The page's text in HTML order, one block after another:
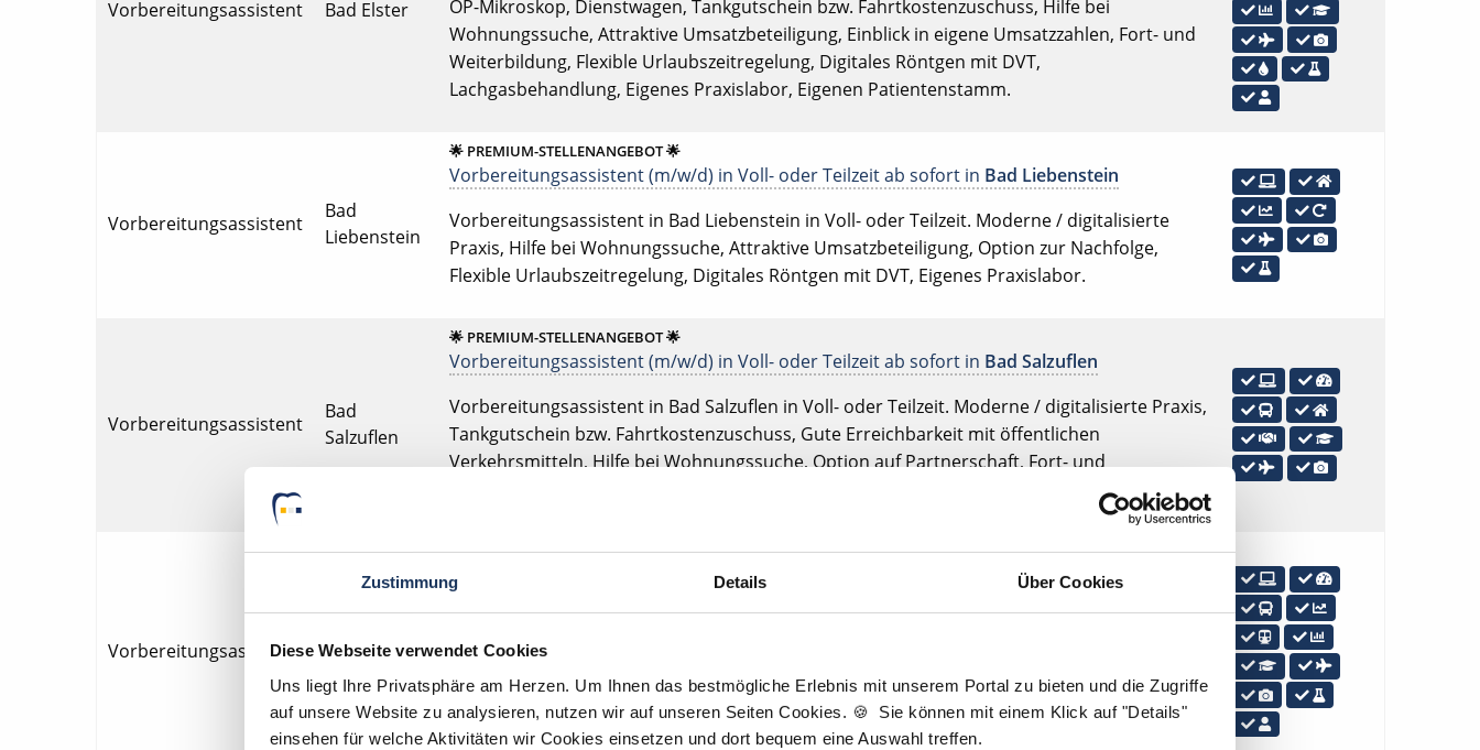
Zustimmung Details Über Cookies
Diese Webseite verwendet Cookies
Uns liegt Ihre Privatsphäre am Herzen. Um Ihnen das bestmögliche Erlebnis mit unserem Portal zu bieten und die Zugriffe
auf unsere Website zu analysieren, nutzen wir auf unseren Seiten Cookies. 🍪 Sie können mit einem Klick auf "Details"
einsehen für welche Aktivitäten wir Cookies einsetzen und dort bequem eine Auswahl treffen.
Vorbereitungsassistent Bad Elster
OP-Mikroskop, Dienstwagen, Tankgutschein bzw. Fahrtkostenzuschuss, Hilfe bei
Wohnungssuche, Attraktive Umsatzbeteiligung, Einblick in eigene Umsatzzahlen, Fort- und
Weiterbildung, Flexible Urlaubszeitregelung, Digitales Röntgen mit DVT,
Lachgasbehandlung, Eigenes Praxislabor, Eigenen Patientenstamm.
Vorbereitungsassistent
Bad
Liebenstein
🌟 PREMIUM-STELLENANGEBOT 🌟
Vorbereitungsassistent (m/w/d) in Voll- oder Teilzeit ab sofort in Bad Liebenstein
Vorbereitungsassistent in Bad Liebenstein in Voll- oder Teilzeit. Moderne / digitalisierte
Praxis, Hilfe bei Wohnungssuche, Attraktive Umsatzbeteiligung, Option zur Nachfolge,
Flexible Urlaubszeitregelung, Digitales Röntgen mit DVT, Eigenes Praxislabor.
Vorbereitungsassistent
Bad
Salzuflen
🌟 PREMIUM-STELLENANGEBOT 🌟
Vorbereitungsassistent (m/w/d) in Voll- oder Teilzeit ab sofort in Bad Salzuflen
Vorbereitungsassistent in Bad Salzuflen in Voll- oder Teilzeit. Moderne / digitalisierte Praxis,
Tankgutschein bzw. Fahrtkostenzuschuss, Gute Erreichbarkeit mit öffentlichen
Verkehrsmitteln, Hilfe bei Wohnungssuche, Option auf Partnerschaft, Fort- und
Vorbereitungsassistent Bautzen
🌟 PREMIUM-STELLENANGEBOT 🌟
Vorbereitungsassistent (m/w/d) in Vollzeit ab sofort in
Vorbereitungsassistent in Bautzen in Vollzeit. Moderne / digitalisierte Praxis, Tankgutschein
bzw. Fahrtkostenzuschuss, Gute Erreichbarkeit mit öffentlichen Verkehrsmitteln, Attraktive
Umsatzbeteiligung, Ticket für öffentliche Verkehrsmittel, Einblick in eigene Umsatzzahlen,
Fort- und Weiterbildung, Flexible Urlaubszeitregelung, Digitales Röntgen mit DVT, Eigenes
Praxislabor, Eigenen Patientenstamm.